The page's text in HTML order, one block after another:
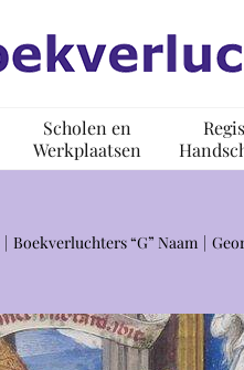
Scholen en
Werkplaatsen
Boekverluchters “G” Naam